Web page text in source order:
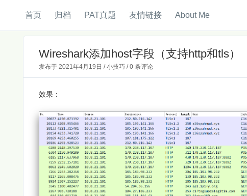
首页 归档 PAT真题 友情链接 About Me
Wireshark添加host字段（支持http和tls）
发布于 2021年4月19日 /小技巧/0 条评论
效果：